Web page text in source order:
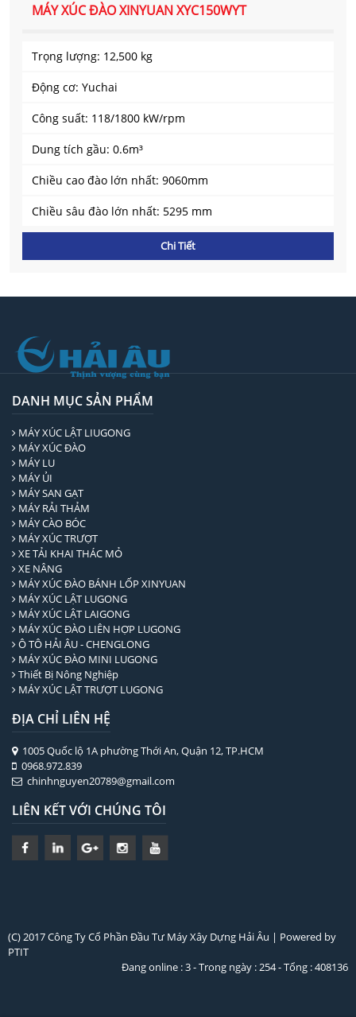
MÁY XÚC ĐÀO XINYUAN XYC150WYT
Trọng lượng: 12,500 kg
Động cơ: Yuchai
Công suất: 118/1800 kW/rpm
Dung tích gầu: 0.6m³
Chiều cao đào lớn nhất: 9060mm
Chiều sâu đào lớn nhất: 5295 mm
Chi Tiết
DANH MỤC SẢN PHẨM
MÁY XÚC LẬT LIUGONG
MÁY XÚC ĐÀO
MÁY LU
MÁY ỦI
MÁY SAN GẠT
MÁY RẢI THẢM
MÁY CÀO BÓC
MÁY XÚC TRƯỢT
XE TẢI KHAI THÁC MỎ
XE NÂNG
MÁY XÚC ĐÀO BÁNH LỐP XINYUAN
MÁY XÚC LẬT LUGONG
MÁY XÚC LẬT LAIGONG
MÁY XÚC ĐÀO LIÊN HỢP LUGONG
Ô TÔ HẢI ÂU - CHENGLONG
MÁY XÚC ĐÀO MINI LUGONG
Thiết Bị Nông Nghiệp
MÁY XÚC LẬT TRƯỢT LUGONG
ĐỊA CHỈ LIÊN HỆ
1005 Quốc lộ 1A phường Thới An, Quận 12, TP.HCM
0968.972.839
chinhnguyen20789@gmail.com
LIÊN KẾT VỚI CHÚNG TÔI
(C) 2017 Công Ty Cổ Phần Đầu Tư Máy Xây Dựng Hải Âu | Powered by
PTIT
Đang online : 3 - Trong ngày : 254 - Tổng : 408136